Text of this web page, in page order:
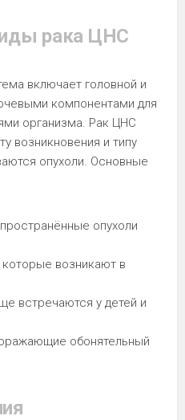
рака ЦНС
включает головной и
компонентами для
организма. Рак ЦНС
возникновения и типу
опухоли. Основные
опухоли
возникают в
встречаются у детей и
обонятельный